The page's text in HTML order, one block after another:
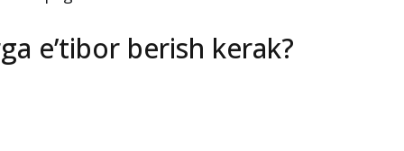
e’tibor berish kerak?